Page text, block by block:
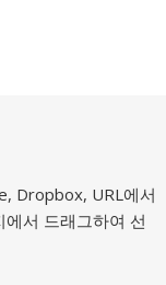
Dropbox, URL에서
서 드래그하여 선